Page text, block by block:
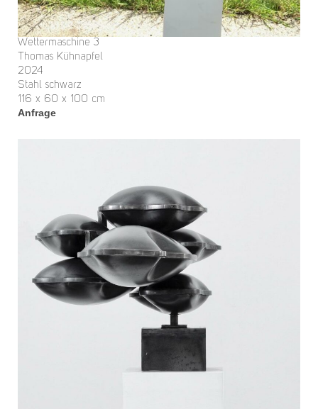
Wettermaschine 3
Thomas Kühnapfel
2024
Stahl schwarz
116 x 60 x 100 cm
Anfrage